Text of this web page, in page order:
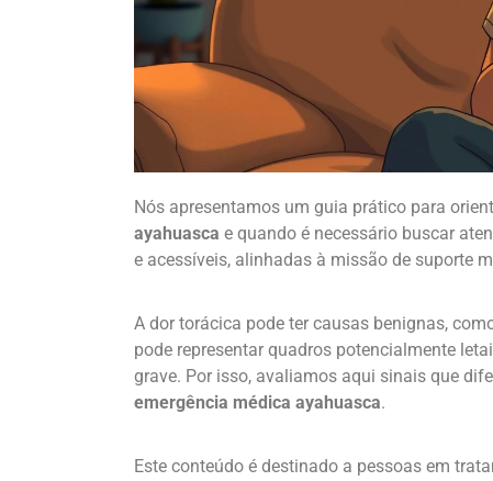
Nós apresentamos um guia prático para
ayahuasca e quando é necessário buscar
e acessíveis, alinhadas à missão de suporte
A dor torácica pode ter causas benignas,
pode representar quadros potencialmente
grave. Por isso, avaliamos aqui sinais que
emergência médica ayahuasca.
Este conteúdo é destinado a pessoas em